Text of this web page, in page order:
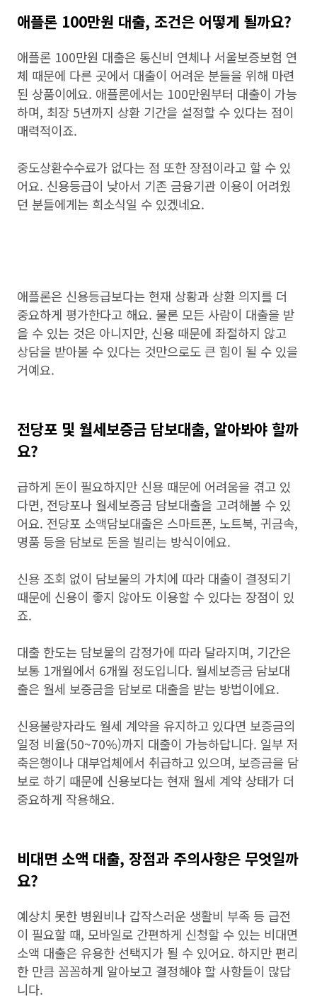
애플론 100만원 대출, 조건은 어떻게 될까요?
애플론 100만원 대출은 통신비 연체나 서울보증보험 연
체 때문에 다른 곳에서 대출이 어려운 분들을 위해 마련
된 상품이에요. 애플론에서는 100만원부터 대출이 가능
하며, 최장 5년까지 상환 기간을 설정할 수 있다는 점이
매력적이죠.
중도상환수수료가 없다는 점 또한 장점이라고 할 수 있
어요. 신용등급이 낮아서 기존 금융기관 이용이 어려웠
던 분들에게는 희소식일 수 있겠네요.
애플론은 신용등급보다는 현재 상황과 상환 의지를 더
중요하게 평가한다고 해요. 물론 모든 사람이 대출을 받
을 수 있는 것은 아니지만, 신용 때문에 좌절하지 않고
상담을 받아볼 수 있다는 것만으로도 큰 힘이 될 수 있을
거예요.
전당포 및 월세보증금 담보대출, 알아봐야 할까
요?
급하게 돈이 필요하지만 신용 때문에 어려움을 겪고 있
다면, 전당포나 월세보증금 담보대출을 고려해볼 수 있
어요. 전당포 소액담보대출은 스마트폰, 노트북, 귀금속,
명품 등을 담보로 돈을 빌리는 방식이에요.
신용 조회 없이 담보물의 가치에 따라 대출이 결정되기
때문에 신용이 좋지 않아도 이용할 수 있다는 장점이 있
죠.
대출 한도는 담보물의 감정가에 따라 달라지며, 기간은
보통 1개월에서 6개월 정도입니다. 월세보증금 담보대
출은 월세 보증금을 담보로 대출을 받는 방법이에요.
신용불량자라도 월세 계약을 유지하고 있다면 보증금의
일정 비율(50~70%)까지 대출이 가능하답니다. 일부 저
축은행이나 대부업체에서 취급하고 있으며, 보증금을 담
보로 하기 때문에 신용보다는 현재 월세 계약 상태가 더
중요하게 작용해요.
비대면 소액 대출, 장점과 주의사항은 무엇일까
요?
예상치 못한 병원비나 갑작스러운 생활비 부족 등 급전
이 필요할 때, 모바일로 간편하게 신청할 수 있는 비대면
소액 대출은 유용한 선택지가 될 수 있어요. 하지만 편리
한 만큼 꼼꼼하게 알아보고 결정해야 할 사항들이 많답
니다.